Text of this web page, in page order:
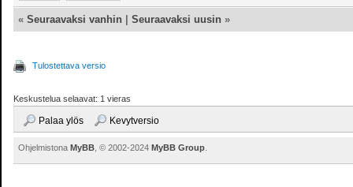
«Seuraavaksi vanhin |Seuraavaksi uusin »
Tulostettava versio
Keskustelua selaavat: 1 vieras
Palaa ylös Kevytversio
OhjelmistonaMyBB , © 2002-2024MyBB Group